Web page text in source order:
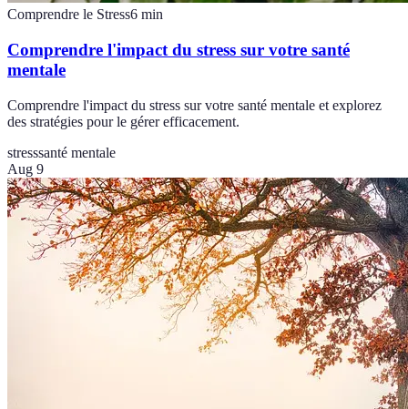
Comprendre le Stress6 min
Comprendre l'impact du stress sur votre santé
mentale
Comprendre l'impact du stress sur votre santé mentale et explorez
des stratégies pour le gérer efficacement.
stresssanté mentale
Aug 9